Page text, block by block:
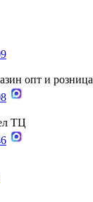
опт и розница
ТЦ